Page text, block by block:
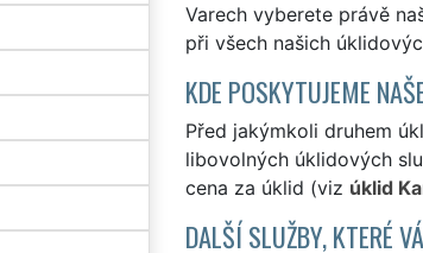
Varech vyberete právě
při všech našich
KDE POSKYTUJEME
Před jakýmkoli druhem
libovolných úklidových
cena za úklid (viz úklid
DALŠÍ SLUŽBY, KTERÉ